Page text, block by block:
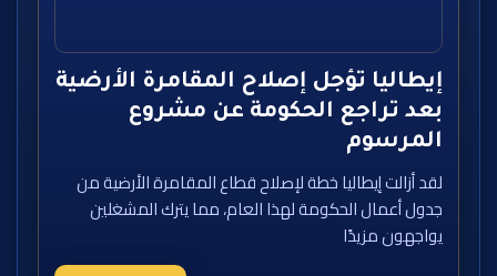
إيطاليا تؤجل إصلاح المقامرة الأرضية
بعد تراجع الحكومة عن مشروع
المرسوم
لقد أزالت إيطاليا خطة لإصلاح قطاع المقامرة الأرضية من
جدول أعمال الحكومة لهذا العام، مما يترك المشغلين
يواجهون مزيدًا